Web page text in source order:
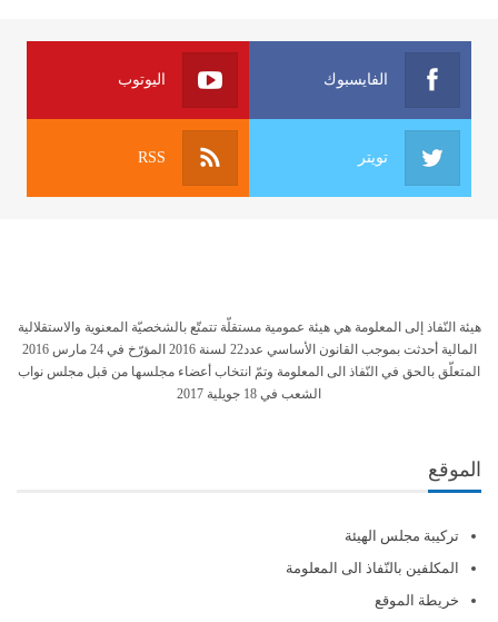
الفايسبوك اليوتوب
تويتر RSS
هيئة النّفاذ إلى المعلومة هي هيئة عمومية مستقلّة تتمتّع بالشخصيّة المعنوية والاستقلالية
المالية أحدثت بموجب القانون الأساسي عدد22 لسنة 2016 المؤرّخ في 24 مارس 2016
المتعلّق بالحق في النّفاذ الى المعلومة وتمّ انتخاب أعضاء مجلسها من قبل مجلس نواب
الشعب في 18 جويلية 2017
الموقع
تركيبة مجلس الهيئة
المكلفين بالنّفاذ الى المعلومة
خريطة الموقع